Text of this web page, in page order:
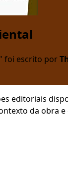
foi escrito por
editoriais
da obra